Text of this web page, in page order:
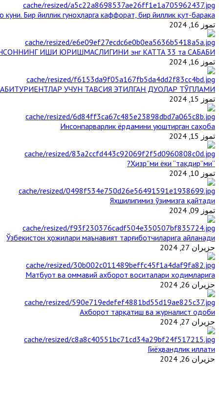
Бир йиллик гуноҳларга каффорат, бир йиллик қут-барака
تموز 16, 2024
ИШИ ЮРИШМАСЛИГИНИ энг КАТТА 33 та САБАБИ
تموز 16, 2024
АБИТУРИЕНТЛАР УЧУН ТАВСИЯ ЭТИЛГАН ДУОЛАР ТЎПЛАМИ
تموز 15, 2024
Инсонпарварлик ёрдамини уюштирган саҳоба
تموز 15, 2024
“Ҳизр”ми ёки “тақдир”ми?
تموز 10, 2024
Яхшилигимиз ўзимизга қайтади
تموز 09, 2024
Ўзбекистон ҳожилари маънавият тарғиботчиларига айланади
حزيران 27, 2024
Матбуот ва оммавий ахборот воситалари ходимларига
حزيران 26, 2024
Ахборот тарқатиш ва журналист одоби
حزيران 27, 2024
Гиёҳвандлик иллати
حزيران 26, 2024